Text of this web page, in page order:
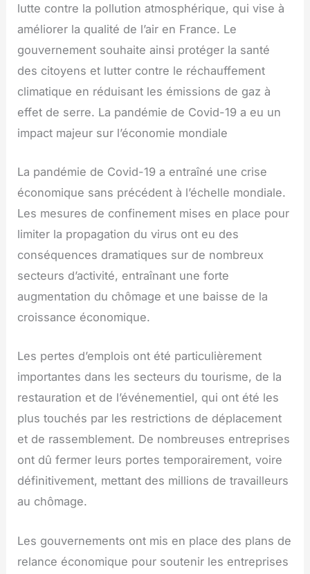
lutte contre la pollution atmosphérique, qui vise à
améliorer la qualité de l’air en France. Le
gouvernement souhaite ainsi protéger la santé
des citoyens et lutter contre le réchauffement
climatique en réduisant les émissions de gaz à
effet de serre. La pandémie de Covid-19 a eu un
impact majeur sur l’économie mondiale
La pandémie de Covid-19 a entraîné une crise
économique sans précédent à l’échelle mondiale.
Les mesures de confinement mises en place pour
limiter la propagation du virus ont eu des
conséquences dramatiques sur de nombreux
secteurs d’activité, entraînant une forte
augmentation du chômage et une baisse de la
croissance économique.
Les pertes d’emplois ont été particulièrement
importantes dans les secteurs du tourisme, de la
restauration et de l’événementiel, qui ont été les
plus touchés par les restrictions de déplacement
et de rassemblement. De nombreuses entreprises
ont dû fermer leurs portes temporairement, voire
définitivement, mettant des millions de travailleurs
au chômage.
Les gouvernements ont mis en place des plans de
relance économique pour soutenir les entreprises